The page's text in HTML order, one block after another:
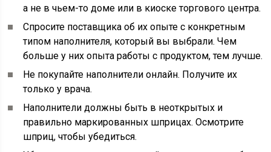
а не в чьем-то доме или в киоске торгового центра.
Спросите поставщика об их опыте с конкретным
типом наполнителя, который вы выбрали. Чем
больше у них опыта работы с продуктом, тем лучше.
Не покупайте наполнители онлайн. Получите их
только у врача.
Наполнители должны быть в неоткрытых и
правильно маркированных шприцах. Осмотрите
шприц, чтобы убедиться.